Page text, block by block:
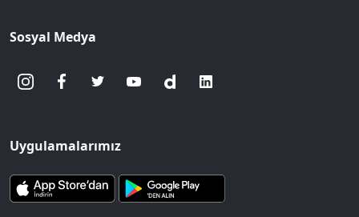
Sosyal Medya
Uygulamalarımız